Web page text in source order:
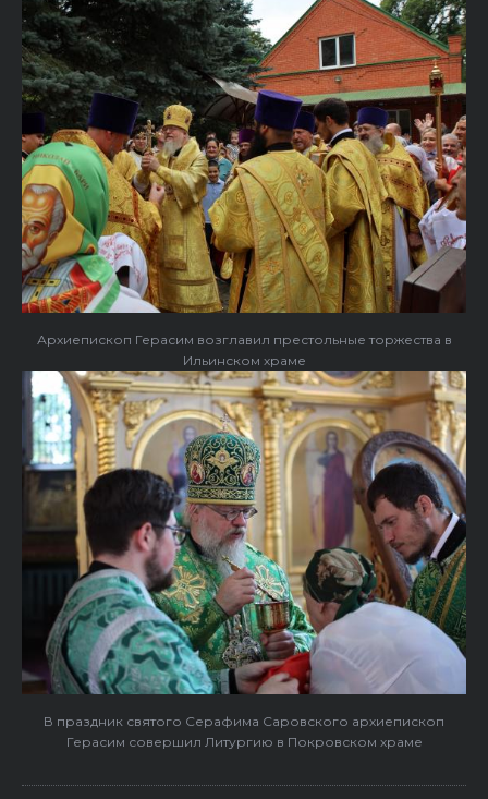
Архиепископ Герасим возглавил престольные торжества в
Ильинском храме
В праздник святого Серафима Саровского архиепископ
Герасим совершил Литургию в Покровском храме